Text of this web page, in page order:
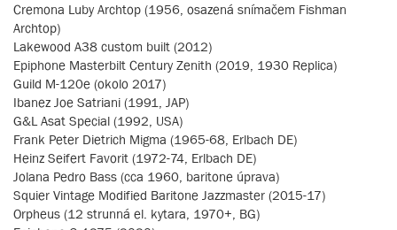
Cremona Luby Archtop (1956, osazená snímačem Fishman
Archtop)
Lakewood A38 custom built (2012)
Epiphone Masterbilt Century Zenith (2019, 1930 Replica)
Guild M-120e (okolo 2017)
Ibanez Joe Satriani (1991, JAP)
G&L Asat Special (1992, USA)
Frank Peter Dietrich Migma (1965-68, Erlbach DE)
Heinz Seifert Favorit (1972-74, Erlbach DE)
Jolana Pedro Bass (cca 1960, baritone úprava)
Squier Vintage Modified Baritone Jazzmaster (2015-17)
Orpheus (12 strunná el. kytara, 1970+, BG)